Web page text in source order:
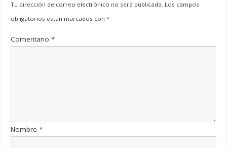
Tu dirección de correo electrónico no será publicada. Los campos
obligatorios están marcados con*
Comentario*
Nombre*